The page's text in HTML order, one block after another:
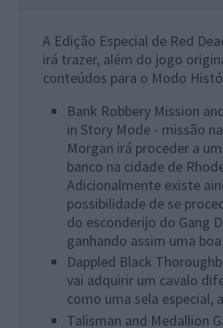
A Edição Especial de Red
irá trazer, além do jogo
conteúdos para o Modo
Bank Robbery Mission
in Story Mode - missão
Morgan irá proceder a
banco na cidade de
Adicionalmente existe
possibilidade de se
do esconderijo do Gang
ganhando assim uma
Dappled Black
vai adquirir um cavalo
como uma sela especial,
Talisman and Medallion